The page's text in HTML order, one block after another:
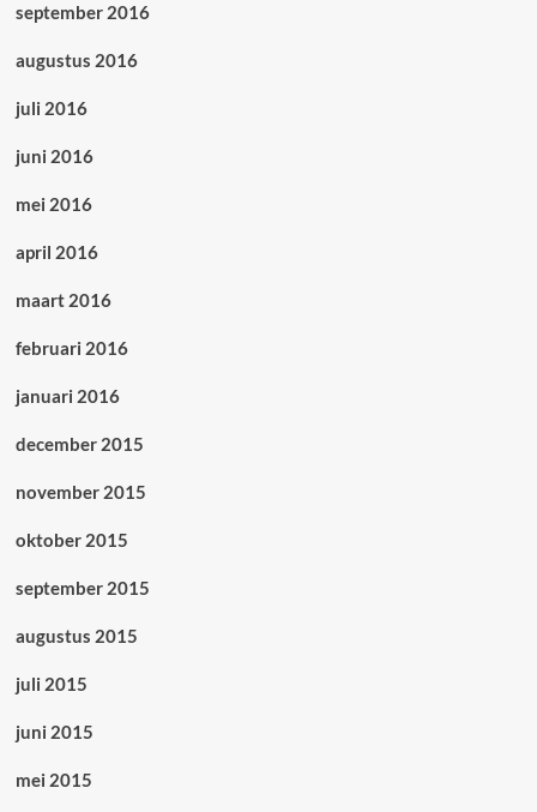
september 2016
augustus 2016
juli 2016
juni 2016
mei 2016
april 2016
maart 2016
februari 2016
januari 2016
december 2015
november 2015
oktober 2015
september 2015
augustus 2015
juli 2015
juni 2015
mei 2015